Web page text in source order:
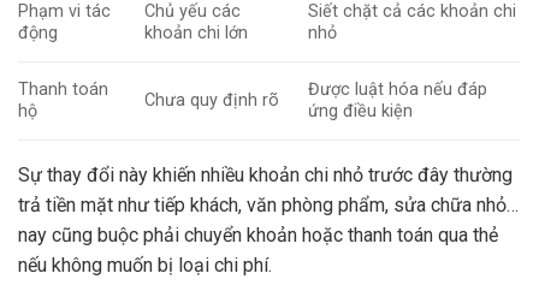
Phạm vi tác
động
Chủ yếu các
khoản chi lớn
Siết chặt cả các khoản chi
nhỏ
Thanh toán
hộ
Chưa quy định rõ
Được luật hóa nếu đáp
ứng điều kiện
Sự thay đổi này khiến nhiều khoản chi nhỏ trước đây thường
trả tiền mặt như tiếp khách, văn phòng phẩm, sửa chữa nhỏ…
nay cũng buộc phải chuyển khoản hoặc thanh toán qua thẻ
nếu không muốn bị loại chi phí.